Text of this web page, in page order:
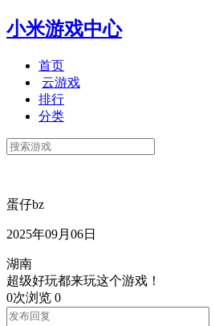
小米游戏中心
首页
云游戏
排行
分类
蛋仔bz
2025年09月06日
湖南
超级好玩都来玩这个游戏！
0次浏览 0